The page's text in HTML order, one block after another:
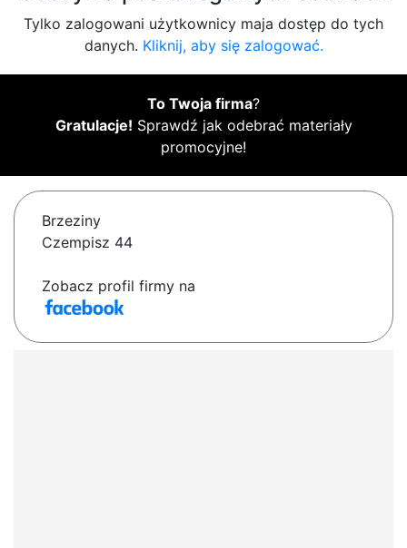
Tylko zalogowani użytkownicy maja dostęp do tych
danych. Kliknij, aby się zalogować.
To Twoja firma?
Gratulacje! Sprawdź jak odebrać materiały
promocyjne!
Brzeziny
Czempisz 44
Zobacz profil firmy na